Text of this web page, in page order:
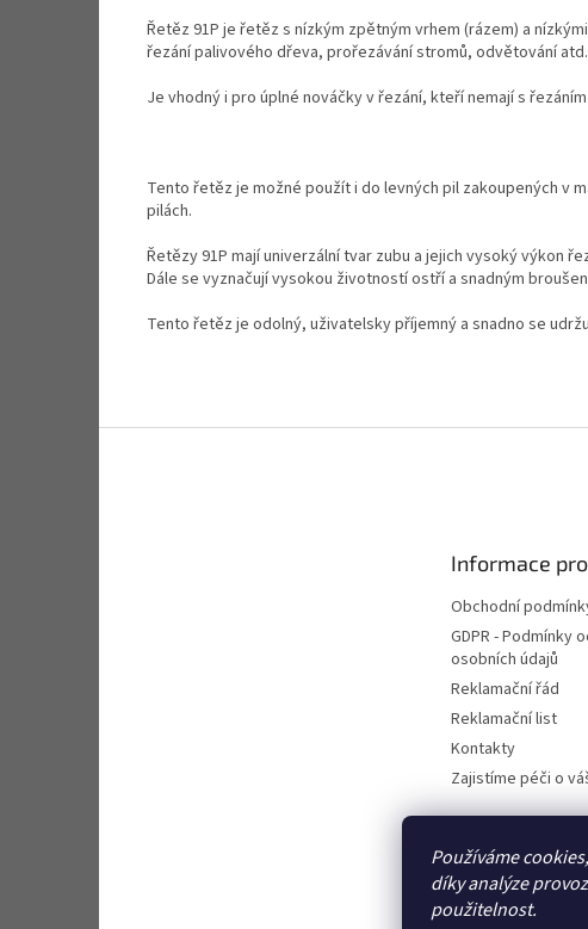
Používáme
díky analýze
použitelnost.
Řetěz 91P je řetěz s nízkým zpětným vrhem (rázem) a
řezání palivového dřeva, prořezávání stromů, odvětování atd.
Je vhodný i pro úplné nováčky v řezání, kteří nemají s
Tento řetěz je možné použít i do levných pil zakoupených v
pilách.
Řetězy 91P mají univerzální tvar zubu a jejich vysoký výkon
Dále se vyznačují vysokou životností ostří a snadným
Tento řetěz je odolný, uživatelsky příjemný a snadno se
Informace
Obchodní
GDPR - Podmínky
osobních údajů
Reklamační řád
Reklamační list
Kontakty
Zajistíme péči o